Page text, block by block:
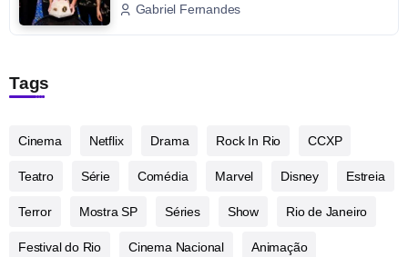
Gabriel Fernandes
Tags
Cinema Netflix Drama Rock In Rio CCXP
Teatro Série Comédia Marvel Disney Estreia
Terror Mostra SP Séries Show Rio de Janeiro
Festival do Rio Cinema Nacional Animação